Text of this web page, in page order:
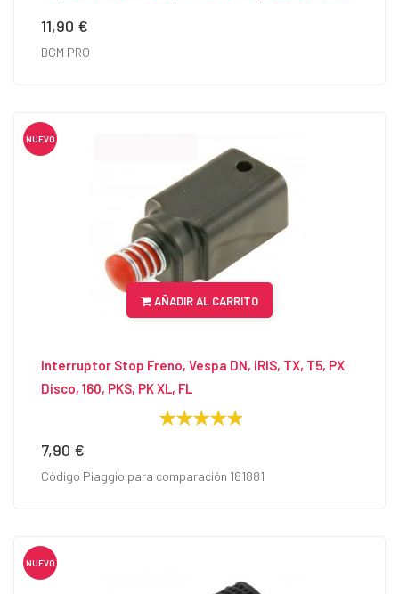
Precio
11,90 €
BGM PRO
NUEVO
AÑADIR AL CARRITO
Interruptor Stop Freno, Vespa DN, IRIS, TX, T5, PX
Disco, 160, PKS, PK XL, FL
Precio
7,90 €
Código Piaggio para comparación 181881
NUEVO